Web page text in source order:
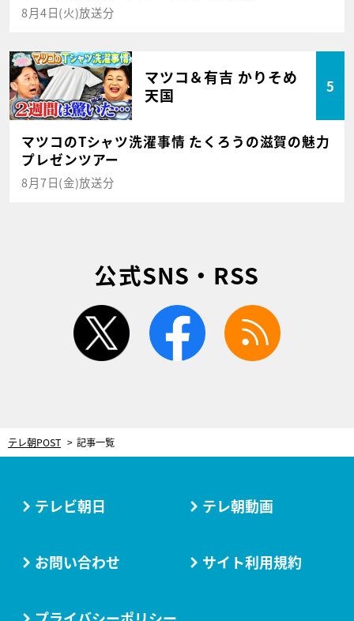
8月4日(火)放送分
マツコ＆有吉 かりそめ
天国
5
マツコのTシャツ洗濯事情 たくろうの滋賀の魅力
プレゼンツアー
8月7日(金)放送分
公式SNS・RSS
twitter facebook
テレ朝POST 記事一覧
テレビ朝日 テレ朝動画
お問い合わせ サイト利用規約